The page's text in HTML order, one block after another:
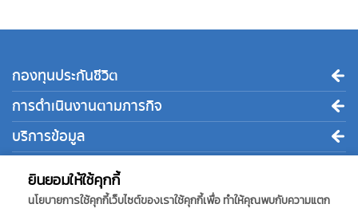
ยินยอมให้ใช้คุกกี้
นโยบายการใช้คุกกี้เว็บไซต์ของเราใช้คุกกี้เพื่อ ทำให้คุณพบกับความแตก
กองทุนประกันชีวิต
การดำเนินงานตามภารกิจ
บริการข้อมูล